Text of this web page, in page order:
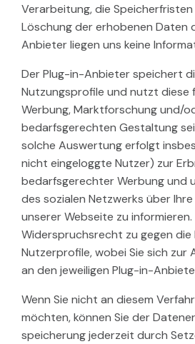
Verarbeitung, die
Löschung der erhobenen Daten
Anbieter liegen uns keine
Der Plug-in-Anbieter speichert
Nutzungsprofile und nutzt diese
Werbung, Marktforschung und/
bedarfsgerechten Gestaltung
solche Auswertung erfolgt
nicht eingeloggte Nutzer) zur
bedarfsgerechter Werbung und
des sozialen Netzwerks über
unserer Webseite zu
Widerspruchsrecht zu gegen die
Nutzerprofile, wobei Sie sich zur
an den jeweiligen Plug-in-
Wenn Sie nicht an diesem
möchten, können Sie der
speicherung jederzeit durch